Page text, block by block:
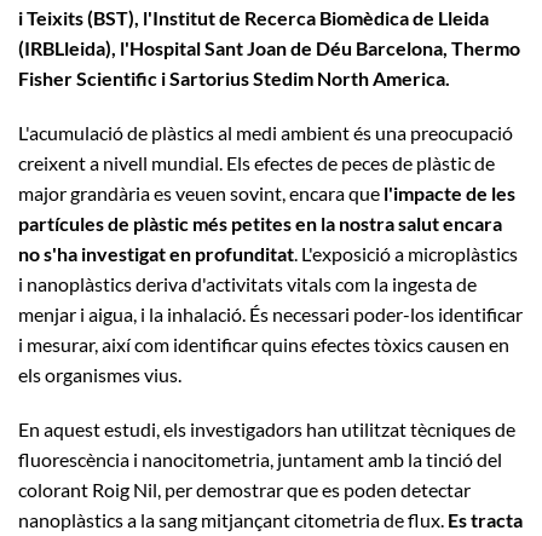
i Teixits (BST), l'Institut de Recerca Biomèdica de Lleida
(IRBLleida), l'Hospital Sant Joan de Déu Barcelona, Thermo
Fisher Scientific i Sartorius Stedim North America.
L'acumulació de plàstics al medi ambient és una preocupació
creixent a nivell mundial. Els efectes de peces de plàstic de
major grandària es veuen sovint, encara que l'impacte de les
partícules de plàstic més petites en la nostra salut encara
no s'ha investigat en profunditat. L'exposició a microplàstics
i nanoplàstics deriva d'activitats vitals com la ingesta de
menjar i aigua, i la inhalació. És necessari poder-los identificar
i mesurar, així com identificar quins efectes tòxics causen en
els organismes vius.
En aquest estudi, els investigadors han utilitzat tècniques de
fluorescència i nanocitometria, juntament amb la tinció del
colorant Roig Nil, per demostrar que es poden detectar
nanoplàstics a la sang mitjançant citometria de flux. Es tracta